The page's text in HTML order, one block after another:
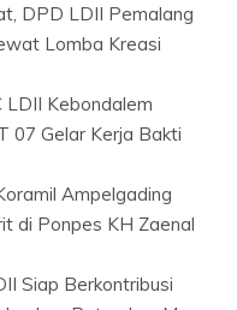
DPD LDII Pemalang
Lomba Kreasi
LDII Kebondalem
07 Gelar Kerja Bakti
Ampelgading
di Ponpes KH Zaenal
Siap Berkontribusi